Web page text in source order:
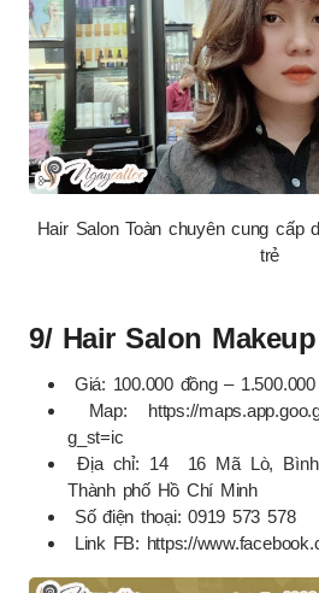
Hair Salon Toàn chuyên cung cấp
trẻ
9/ Hair Salon
Giá: 100.000 đồng –
Map: https://
g_st=ic
Địa chỉ: 14 16 Mã Lò,
Thành phố Hồ Chí Minh
Số điện thoại: 0919 573 578
Link FB: https://